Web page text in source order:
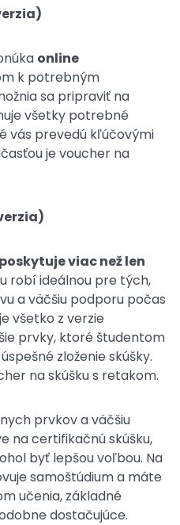
online
k potrebným
sa pripraviť na
všetky potrebné
vás prevedú kľúčovými
je voucher na
poskytuje viac než len
robí ideálnou pre tých,
a väčšiu podporu počas
všetko z verzie
prvky, ktoré študentom
zloženie skúšky.
na skúšku s retakom.
prvkov a väčšiu
na certifikačnú skúšku,
byť lepšou voľbou. Na
samoštúdium a máte
učenia, základné
dostačujúce.